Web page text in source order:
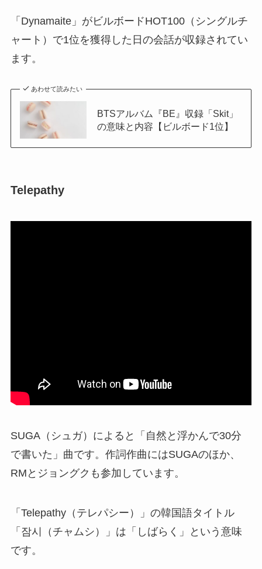
「Dynamaite」がビルボードHOT100（シングルチ
ャート）で1位を獲得した日の会話が収録されてい
ます。
あわせて読みたい
BTSアルバム『BE』収録「Skit」
の意味と内容【ビルボード1位】
Telepathy
SUGA（シュガ）によると「自然と浮かんで30分
で書いた」曲です。作詞作曲にはSUGAのほか、
RMとジョングクも参加しています。
「Telepathy（テレパシー）」の韓国語タイトル
「잠시（チャムシ）」は「しばらく」という意味
です。